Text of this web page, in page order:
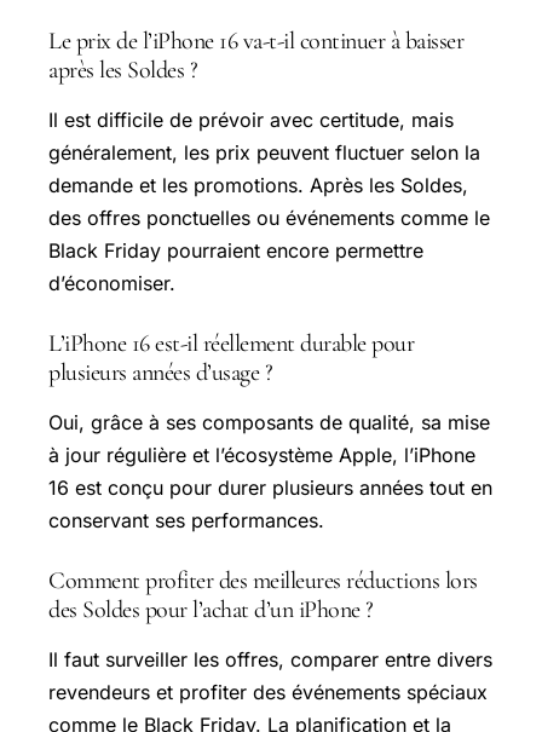
Le prix de l’iPhone 16 va-t-il continuer à baisser
après les Soldes ?
Il est difficile de prévoir avec certitude, mais
généralement, les prix peuvent fluctuer selon la
demande et les promotions. Après les Soldes,
des offres ponctuelles ou événements comme le
Black Friday pourraient encore permettre
d’économiser.
L’iPhone 16 est-il réellement durable pour
plusieurs années d’usage ?
Oui, grâce à ses composants de qualité, sa mise
à jour régulière et l’écosystème Apple, l’iPhone
16 est conçu pour durer plusieurs années tout en
conservant ses performances.
Comment profiter des meilleures réductions lors
des Soldes pour l’achat d’un iPhone ?
Il faut surveiller les offres, comparer entre divers
revendeurs et profiter des événements spéciaux
comme le Black Friday. La planification et la